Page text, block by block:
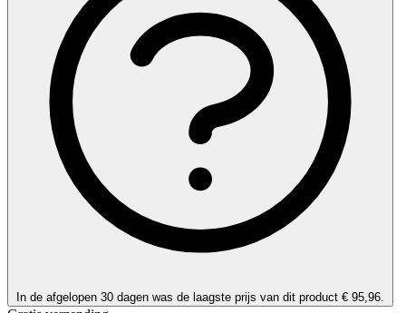
In de afgelopen 30 dagen was de laagste prijs van dit product € 95,96.